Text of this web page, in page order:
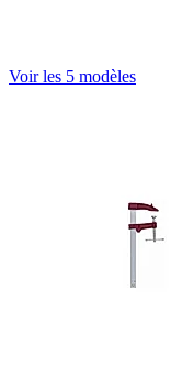
Voir les 5 modèles